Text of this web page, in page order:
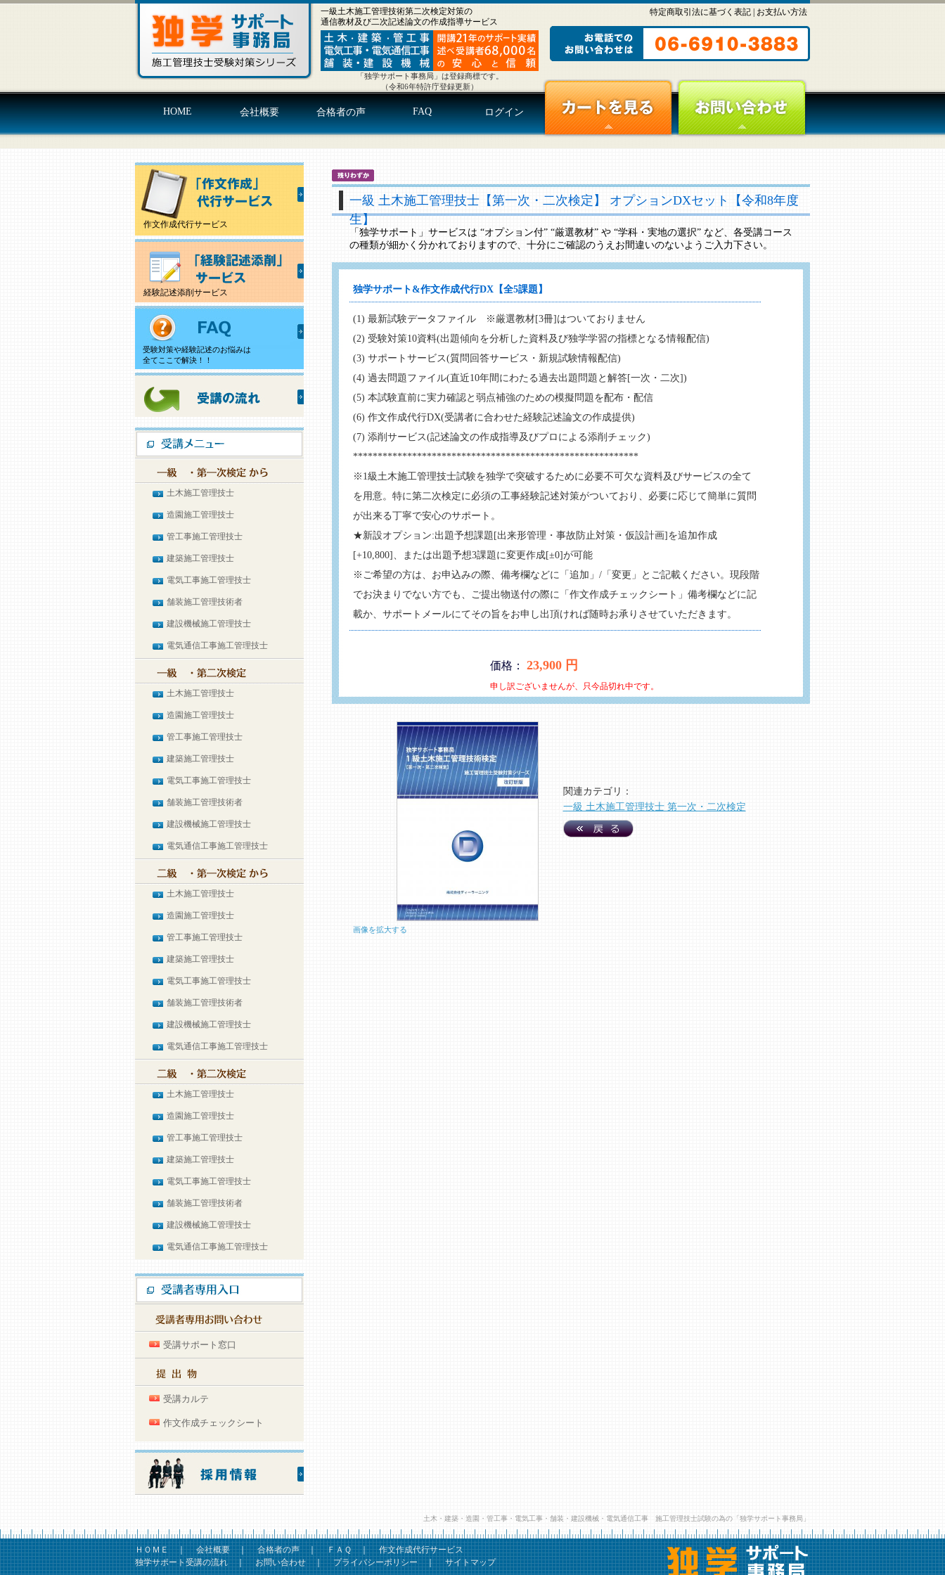
一級土木施工管理技術第二次検定対策の
通信教材及び二次記述論文の作成指導サービス
「独学サポート事務局」は登録商標です。
（令和6年特許庁登録更新）
特定商取引法に基づく表記 お支払い方法
HOME 会社概要 合格者の声 FAQ ログイン
作文作成代行サービス
経験記述添削サービス
受験対策や経験記述のお悩みは
全てここで解決！！
土木施工管理技士
造園施工管理技士
管工事施工管理技士
建築施工管理技士
電気工事施工管理技士
舗装施工管理技術者
建設機械施工管理技士
電気通信工事施工管理技士
土木施工管理技士
造園施工管理技士
管工事施工管理技士
建築施工管理技士
電気工事施工管理技士
舗装施工管理技術者
建設機械施工管理技士
電気通信工事施工管理技士
土木施工管理技士
造園施工管理技士
管工事施工管理技士
建築施工管理技士
電気工事施工管理技士
舗装施工管理技術者
建設機械施工管理技士
電気通信工事施工管理技士
土木施工管理技士
造園施工管理技士
管工事施工管理技士
建築施工管理技士
電気工事施工管理技士
舗装施工管理技術者
建設機械施工管理技士
電気通信工事施工管理技士
受講サポート窓口
受講カルテ
作文作成チェックシート
一級 土木施工管理技士【第一次・二次検定】 オプションDXセット【令和8年度
生】
「独学サポート」サービスは “オプション付” “厳選教材” や “学科・実地の選択” など、各受講コース
の種類が細かく分かれておりますので、十分にご確認のうえお間違いのないようご入力下さい。
独学サポート&作文作成代行DX【全5課題】
(1) 最新試験データファイル ※厳選教材[3冊]はついておりません
(2) 受験対策10資料(出題傾向を分析した資料及び独学学習の指標となる情報配信)
(3) サポートサービス(質問回答サービス・新規試験情報配信)
(4) 過去問題ファイル(直近10年間にわたる過去出題問題と解答[一次・二次])
(5) 本試験直前に実力確認と弱点補強のための模擬問題を配布・配信
(6) 作文作成代行DX(受講者に合わせた経験記述論文の作成提供)
(7) 添削サービス(記述論文の作成指導及びプロによる添削チェック)
**********************************************************
※1級土木施工管理技士試験を独学で突破するために必要不可欠な資料及びサービスの全て
を用意。特に第二次検定に必須の工事経験記述対策がついており、必要に応じて簡単に質問
が出来る丁寧で安心のサポート。
★新設オプション:出題予想課題[出来形管理・事故防止対策・仮設計画]を追加作成
[+10,800]、または出題予想3課題に変更作成[±0]が可能
※ご希望の方は、お申込みの際、備考欄などに「追加」/「変更」とご記載ください。現段階
でお決まりでない方でも、ご提出物送付の際に「作文作成チェックシート」備考欄などに記
載か、サポートメールにてその旨をお申し出頂ければ随時お承りさせていただきます。
価格： 23,900 円
申し訳ございませんが、只今品切れ中です。
画像を拡大する
関連カテゴリ：
一級 土木施工管理技士 第一次・二次検定
土木・建築・造園・管工事・電気工事・舗装・建設機械・電気通信工事 施工管理技士試験の為の「独学サポート事務局」
ＨＯＭＥ｜会社概要｜合格者の声｜ＦＡＱ｜作文作成代行サービス
独学サポート受講の流れ｜お問い合わせ｜プライバシーポリシー｜サイトマップ